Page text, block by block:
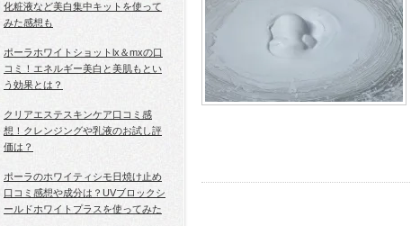
化粧液など美白集中キットを使って
みた感想も
ポーラホワイトショットlx＆mxの口
コミ！エネルギー美白と美肌もとい
う効果とは？
クリアエステスキンケア口コミ感
想！クレンジングや乳液のお試し評
価は？
ポーラのホワイティシモ日焼け止め
口コミ感想や成分は？UVブロックシ
ールドホワイトプラスを使ってみた